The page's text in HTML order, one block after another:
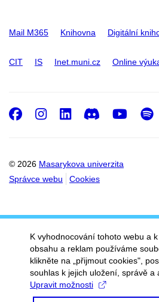
Mail M365 Knihovna Digitální
CIT IS Inet.muni.cz Online
© 2026 Masarykova univerzita
Správce webu
Cookies
Facebook
Instagram
LinkedIn
Discord
K vyhodnocování tohoto webu a
obsahu a reklam používáme
klikněte na „přijmout cookies",
souhlas k jejich uložení, správě a
Upravit možnosti